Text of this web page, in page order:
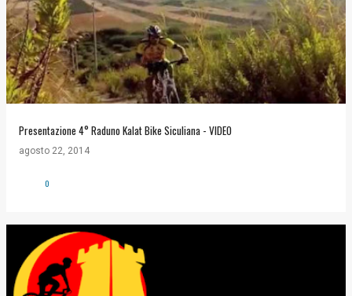
Presentazione 4° Raduno Kalat Bike Siculiana - VIDEO
agosto 22, 2014
0